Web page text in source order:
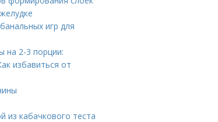
игр для
на 2-3 порции:
избавиться от
из кабачкового теста